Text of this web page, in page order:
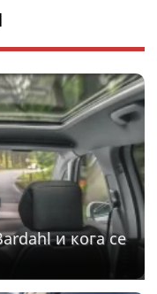
и кога се